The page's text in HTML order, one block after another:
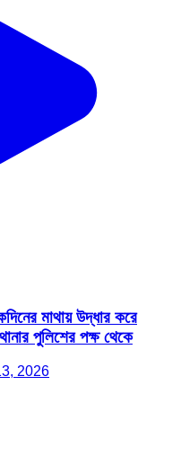
মাথায় উদ্ধার করে
পুলিশের পক্ষ থেকে
2026